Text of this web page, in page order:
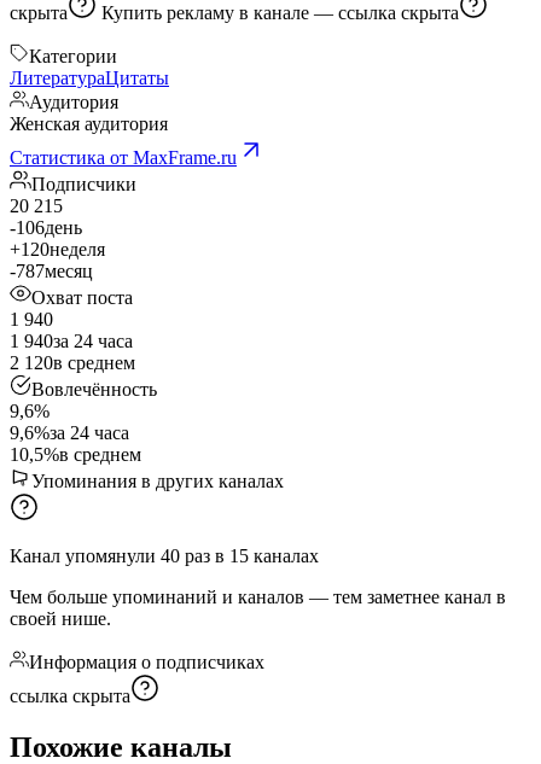
скрыта
Купить рекламу в канале — ссылка скрыта
Категории
ЛитератураЦитаты
Аудитория
Женская аудитория
Статистика от MaxFrame.ru
Подписчики
20 215
-106день
+120неделя
-787месяц
Охват поста
1 940
1 940за 24 часа
2 120в среднем
Вовлечённость
9,6%
9,6%за 24 часа
10,5%в среднем
Упоминания в других каналах
Канал упомянули 40 раз в 15 каналах
Чем больше упоминаний и каналов — тем заметнее канал в
своей нише.
Информация о подписчиках
ссылка скрыта
Похожие каналы